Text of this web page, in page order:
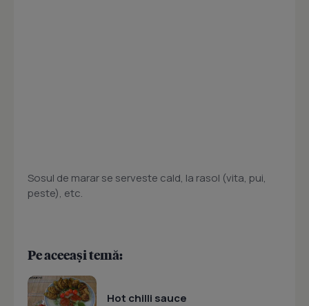
Sosul de mararse serveste cald, la rasol (vita, pui,
peste), etc.
Pe aceeași temă:
Hot chilli sauce